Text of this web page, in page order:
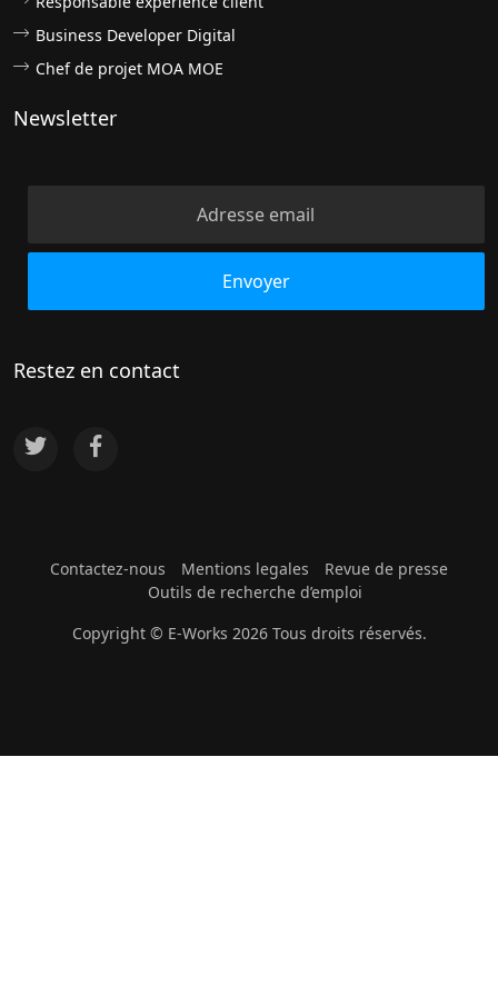
Business Developer Digital
Chef de projet MOA MOE
Newsletter
Restez en contact
Contactez-nous Mentions legales
Revue de presse
Outils de recherche d’emploi
Copyright © E-Works 2026 Tous droits réservés.